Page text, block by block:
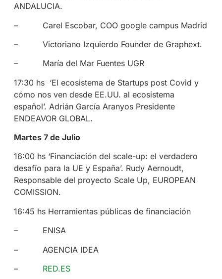
ANDALUCIA.
– Carel Escobar, COO google campus Madrid
– Victoriano Izquierdo Founder de Graphext.
– María del Mar Fuentes UGR
17:30 hs ‘El ecosistema de Startups post Covid y
cómo nos ven desde EE.UU. al ecosistema
español’. Adrián García Aranyos Presidente
ENDEAVOR GLOBAL.
Martes 7 de Julio
16:00 hs ‘Financiación del scale-up: el verdadero
desafío para la UE y España’. Rudy Aernoudt,
Responsable del proyecto Scale Up, EUROPEAN
COMISSION.
16:45 hs Herramientas públicas de financiación
– ENISA
– AGENCIA IDEA
– RED.ES